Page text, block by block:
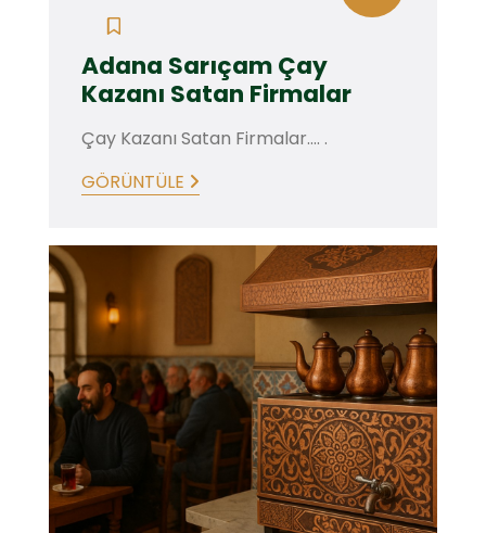
Adana Sarıçam Çay
Kazanı Satan Firmalar
Çay Kazanı Satan Firmalar.... .
GÖRÜNTÜLE